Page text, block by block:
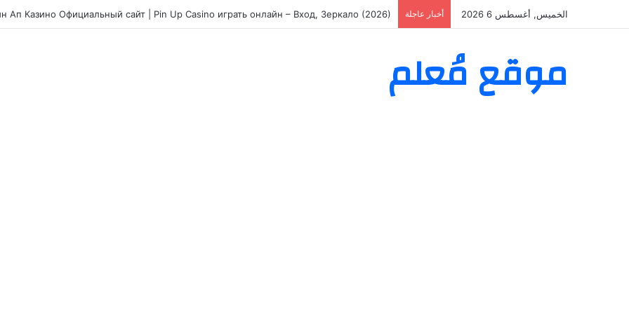
الخميس, أغسطس 6 2026 أخبار عاجلة com o chicken road slot e estratégias para ultrapassar os obstáculos com sucesso
موقع مُعلم